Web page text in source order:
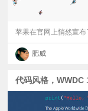
苹果在官网上悄然宣布
肥威
代码风格，WWDC